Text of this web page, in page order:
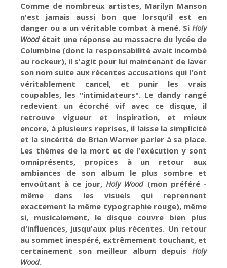
Comme de nombreux artistes, Marilyn Manson
n'est jamais aussi bon que lorsqu'il est en
danger ou a un véritable combat à mené. SiHoly
Woodétait une réponse au massacre du lycée de
Columbine (dont la responsabilité avait incombé
au rockeur), il s'agit pour lui maintenant de laver
son nom suite aux récentes accusations qui l'ont
véritablement cancel, et punir les vrais
coupables, les "intimidateurs". Le dandy rangé
redevient un écorché vif avec ce disque, il
retrouve vigueur et inspiration, et mieux
encore, à plusieurs reprises, il laisse la simplicité
et la sincérité de Brian Warner parler à sa place.
Les thèmes de la mort et de l'exécution y sont
omniprésents, propices à un retour aux
ambiances de son album le plus sombre et
envoûtant à ce jour, Holy Wood(mon préféré -
même dans les visuels qui reprennent
exactement la même typographie rouge), même
si, musicalement, le disque couvre bien plus
d'influences, jusqu'aux plus récentes. Un retour
au sommet inespéré, extrêmement touchant, et
certainement son meilleur album depuisHoly
Wood.